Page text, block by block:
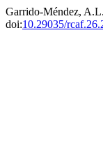
Garrido-Méndez,
doi:10.29035/